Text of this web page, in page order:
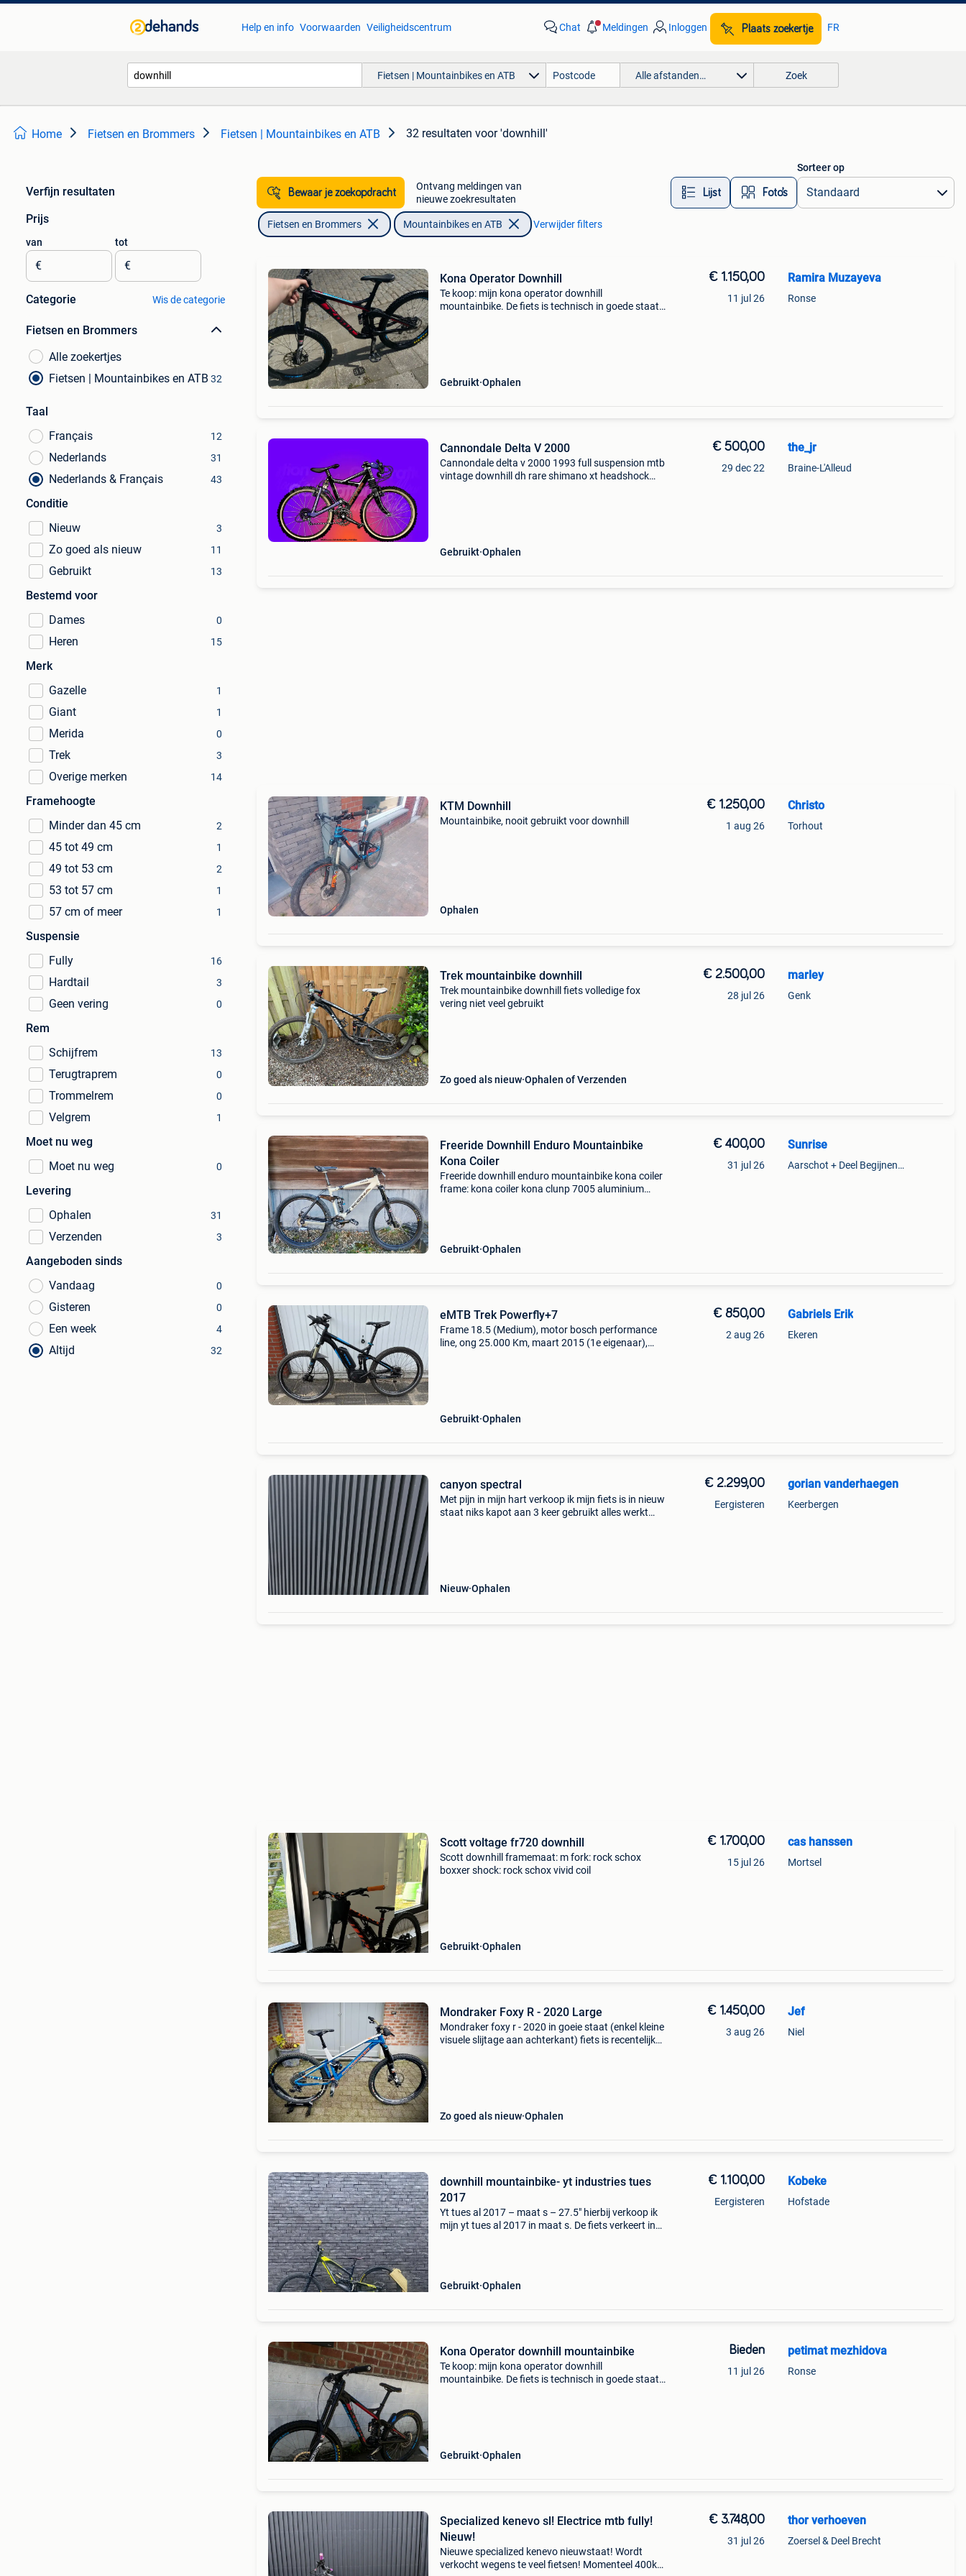
Help en info Voorwaarden Veiligheidscentrum Chat Meldingen Inloggen Plaats zoekertje FR
Fietsen | Mountainbikes en ATB Alle afstanden… Zoek
Home Fietsen en Brommers Fietsen | Mountainbikes en ATB 32 resultaten voor 'downhill'
Verfijn resultaten
Prijs
van
€
tot
€
Categorie Wis de categorie
Fietsen en Brommers
Alle zoekertjes
Fietsen | Mountainbikes en ATB 32
Taal
Français
12
Nederlands 31
Nederlands & Français 43
Conditie
Nieuw
3
Zo goed als nieuw 11
Gebruikt 13
Bestemd voor
Dames
0
Heren 15
Merk
Gazelle
1
Giant 1
Merida 0
Trek 3
Overige merken 14
Framehoogte
Minder dan 45 cm
2
45 tot 49 cm 1
49 tot 53 cm 2
53 tot 57 cm 1
57 cm of meer 1
Suspensie
Fully
16
Hardtail 3
Geen vering 0
Rem
Schijfrem
13
Terugtraprem 0
Trommelrem 0
Velgrem 1
Moet nu weg
Moet nu weg
0
Levering
Ophalen
31
Verzenden 3
Aangeboden sinds
Vandaag
0
Gisteren 0
Een week 4
Altijd 32
Bewaar je zoekopdracht
Ontvang meldingen van
nieuwe zoekresultaten
Lijst Foto’s
Sorteer op
Fietsen en Brommers Mountainbikes en ATB Verwijder filters
Kona Operator Downhill
Te koop: mijn kona operator downhill
mountainbike. De fiets is technisch in goede staat
Gebruikt Ophalen
€ 1.150,00
11 jul 26
Ramira Muzayeva
Ronse
Cannondale Delta V 2000
Cannondale delta v 2000 1993 full suspension mtb
vintage downhill dh rare shimano xt headshock
Gebruikt Ophalen
€ 500,00
29 dec 22
the_jr
Braine-L'Alleud
KTM Downhill
Mountainbike, nooit gebruikt voor downhill
Ophalen
€ 1.250,00
1 aug 26
Christo
Torhout
Trek mountainbike downhill
Trek mountainbike downhill fiets volledige fox
vering niet veel gebruikt
Zo goed als nieuw Ophalen of Verzenden
€ 2.500,00
28 jul 26
marley
Genk
Freeride Downhill Enduro Mountainbike
Kona Coiler
Freeride downhill enduro mountainbike kona coiler
frame: kona coiler kona clunp 7005 aluminium
Gebruikt Ophalen
€ 400,00
31 jul 26
Sunrise
Aarschot + Deel Begijnendijk
eMTB Trek Powerfly+7
Frame 18.5 (Medium), motor bosch performance
line, ong 25.000 Km, maart 2015 (1e eigenaar),
Gebruikt Ophalen
€ 850,00
2 aug 26
Gabriels Erik
Ekeren
canyon spectral
Met pijn in mijn hart verkoop ik mijn fiets is in nieuw
staat niks kapot aan 3 keer gebruikt alles werkt
Nieuw Ophalen
€ 2.299,00
Eergisteren
gorian vanderhaegen
Keerbergen
Scott voltage fr720 downhill
Scott downhill framemaat: m fork: rock schox
boxxer shock: rock schox vivid coil
Gebruikt Ophalen
€ 1.700,00
15 jul 26
cas hanssen
Mortsel
Mondraker Foxy R - 2020 Large
Mondraker foxy r - 2020 in goeie staat (enkel kleine
visuele slijtage aan achterkant) fiets is recentelijk
Zo goed als nieuw Ophalen
€ 1.450,00
3 aug 26
Jef
Niel
downhill mountainbike- yt industries tues
2017
Yt tues al 2017 – maat s – 27.5" hierbij verkoop ik
mijn yt tues al 2017 in maat s. De fiets verkeert in
Gebruikt Ophalen
€ 1.100,00
Eergisteren
Kobeke
Hofstade
Kona Operator downhill mountainbike
Te koop: mijn kona operator downhill
mountainbike. De fiets is technisch in goede staat
Gebruikt Ophalen
Bieden
11 jul 26
petimat mezhidova
Ronse
Specialized kenevo sl! Electrice mtb fully!
Nieuw!
Nieuwe specialized kenevo nieuwstaat! Wordt
verkocht wegens te veel fietsen! Momenteel 400km
€ 3.748,00
31 jul 26
thor verhoeven
Zoersel & Deel Brecht